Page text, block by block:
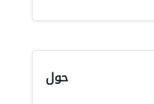
حول